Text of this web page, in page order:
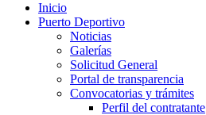
Inicio
Puerto Deportivo
Noticias
Galerías
Solicitud General
Portal de transparencia
Convocatorias y trámites
Perfil del contratante